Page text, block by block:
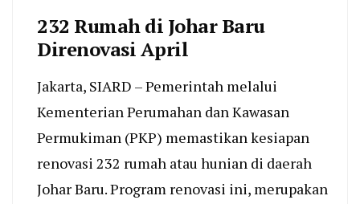
232 Rumah di Johar Baru
Direnovasi April
Jakarta, SIARD – Pemerintah melalui
Kementerian Perumahan dan Kawasan
Permukiman (PKP) memastikan kesiapan
renovasi 232 rumah atau hunian di daerah
Johar Baru. Program renovasi ini, merupakan